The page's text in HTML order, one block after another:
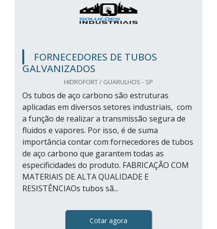
FORNECEDORES DE TUBOS
GALVANIZADOS
HIDROFORT / GUARULHOS - SP
Os tubos de aço carbono são estruturas
aplicadas em diversos setores industriais, com
a função de realizar a transmissão segura de
fluidos e vapores. Por isso, é de suma
importância contar com fornecedores de tubos
de aço carbono que garantem todas as
especificidades do produto. FABRICAÇÃO COM
MATERIAIS DE ALTA QUALIDADE E
RESISTÊNCIAOs tubos sã...
Cotar agora